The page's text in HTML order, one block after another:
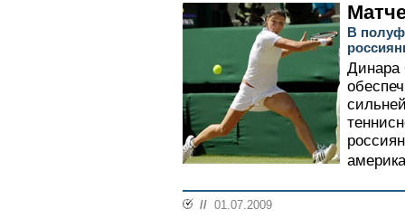
В
Динара
// 01.07.2009